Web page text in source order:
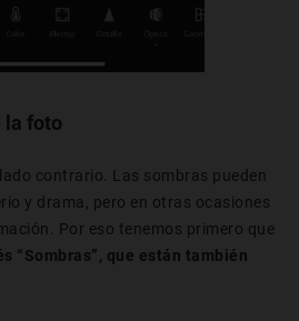
la foto
contrario. Las sombras pueden
y drama, pero en otras ocasiones
Por eso tenemos primero que
“Sombras”, que están también